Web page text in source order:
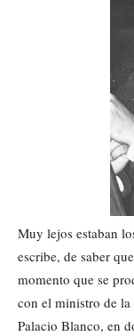
Muy lejos estaban
escribe, de saber
momento que se
con el ministro de
Palacio Blanco, en